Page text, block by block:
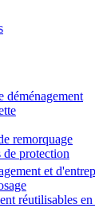
déménagement
remorquage
de protection
et
réutilisables